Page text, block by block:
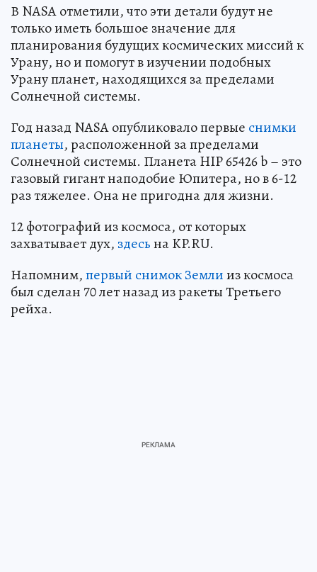
В NASA отметили, что эти детали будут не
только иметь большое значение для
планирования будущих космических миссий к
Урану, но и помогут в изучении подобных
Урану планет, находящихся за пределами
Солнечной системы.
Год назад NASA опубликовало первые снимки
планеты, расположенной за пределами
Солнечной системы. Планета HIP 65426 b – это
газовый гигант наподобие Юпитера, но в 6-12
раз тяжелее. Она не пригодна для жизни.
12 фотографий из космоса, от которых
захватывает дух, здесьна KP.RU.
Напомним,первый снимок Землииз космоса
был сделан 70 лет назад из ракеты Третьего
рейха.